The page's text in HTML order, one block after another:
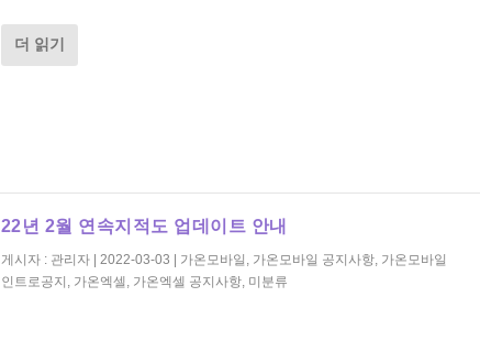
더 읽기
22년 2월 연속지적도 업데이트 안내
게시자 : 관리자| 2022-03-03 | 가온모바일 가온모바일 공지사항, 가온모바일
인트로공지
가온엑셀 가온엑셀 공지사항, 미분류